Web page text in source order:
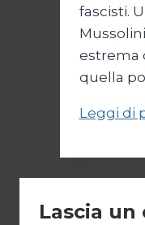
fascisti.
estrema
quella
Leggi di
Lascia